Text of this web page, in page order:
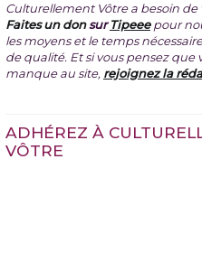
Culturellement Vôtre a besoin de
Faites un donsurTipeeepour
les moyens et le temps
de qualité. Et si vous pensez que
manque au site, rejoignez la
ADHÉREZ À
VÔTRE